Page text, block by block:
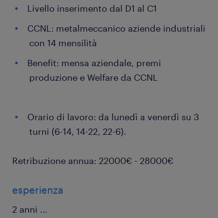
Livello inserimento dal D1 al C1
CCNL: metalmeccanico aziende industriali
con 14 mensilità
Benefit: mensa aziendale, premi
produzione e Welfare da CCNL
Orario di lavoro: da lunedì a venerdì su 3
turni (6-14, 14-22, 22-6).
Retribuzione annua: 22000€ - 28000€
esperienza
2 anni ...